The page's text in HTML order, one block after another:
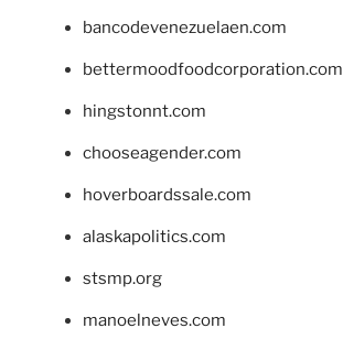
bancodevenezuelaen.com
bettermoodfoodcorporation.com
hingstonnt.com
chooseagender.com
hoverboardssale.com
alaskapolitics.com
stsmp.org
manoelneves.com